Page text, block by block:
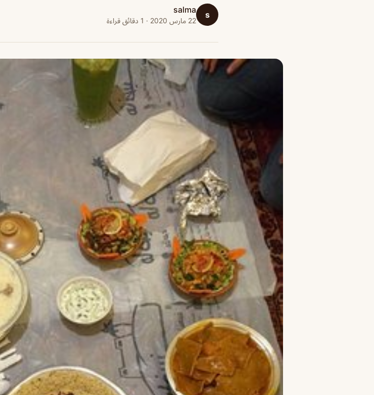
s
salma
22 مارس 2020 · 1 دقائق قراءة